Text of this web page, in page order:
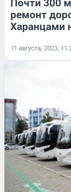
Почти 300
ремонт
Харанцами
11 августа, 2023,